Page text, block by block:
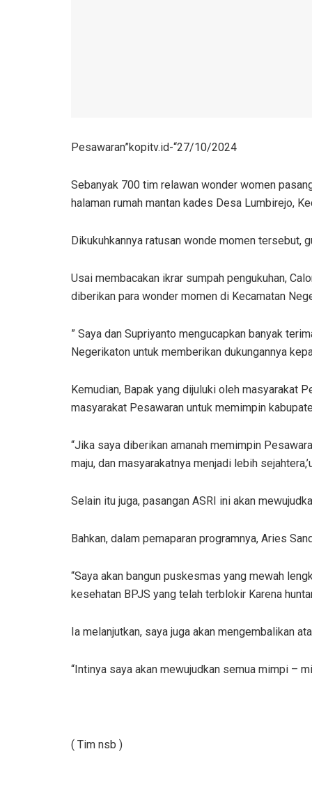
Pesawaran”kopitv.id-“27/10/2024
Sebanyak 700 tim relawan wonder women
halaman rumah mantan kades Desa Lumbirejo,
Dikukuhkannya ratusan wonde momen tersebut,
Usai membacakan ikrar sumpah pengukuhan,
diberikan para wonder momen di Kecamatan
” Saya dan Supriyanto mengucapkan banyak
Negerikaton untuk memberikan dukungannya
Kemudian, Bapak yang dijuluki oleh masyarakat
masyarakat Pesawaran untuk memimpin
“Jika saya diberikan amanah memimpin
maju, dan masyarakatnya menjadi lebih
Selain itu juga, pasangan ASRI ini akan
Bahkan, dalam pemaparan programnya, Aries
“Saya akan bangun puskesmas yang mewah
kesehatan BPJS yang telah terblokir Karena
Ia melanjutkan, saya juga akan mengembalikan
“Intinya saya akan mewujudkan semua mimpi –
( Tim nsb )